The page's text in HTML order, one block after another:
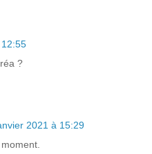
?
2021 à 15:29